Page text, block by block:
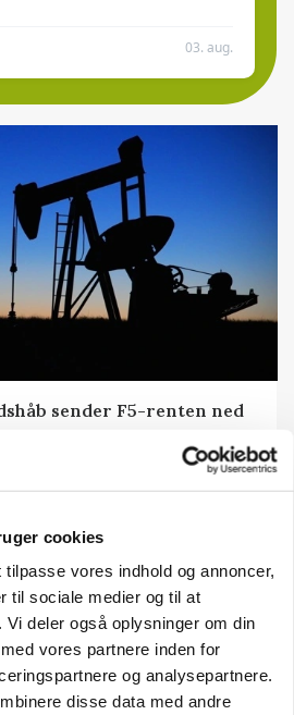
cookies
vores indhold og annoncer,
til sociale medier og til at
deler også oplysninger om din
vores partnere inden for
og analysepartnere.
disse data med andre
03. aug.
sender F5-renten ned